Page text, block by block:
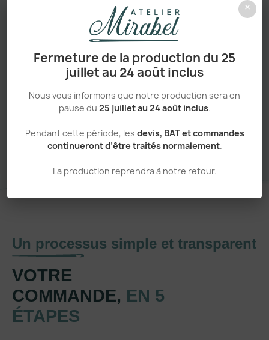
×
Fermeture de la production du 25
juillet au 24 août inclus
Nous vous informons que notre production sera en
pause du 25 juillet au 24 août inclus.
Pendant cette période, les devis, BAT et commandes
continueront d’être traités normalement.
La production reprendra à notre retour.
Adapté aux pros comme aux particuliers
Un processus simple et transparent
VOTRE
COMMANDE, EN 5
ÉTAPES